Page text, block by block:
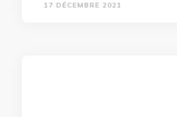
17 DÉCEMBRE 2021